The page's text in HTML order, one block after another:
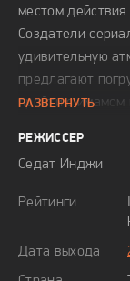
местом
Создатели
удивительную
предлагают
пройти с имамом
время, когда
самых разных
начинают
РАЗВЕРНУТЬ
РЕЖИССЕР
Седат Инджи
Рейтинги
Дата выхода